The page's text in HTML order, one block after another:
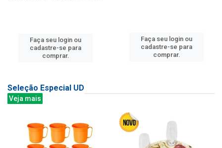
Faça seu login ou
cadastre-se para
comprar.
Faça seu login ou
cadastre-se para
comprar.
Seleção Especial UD
Veja mais